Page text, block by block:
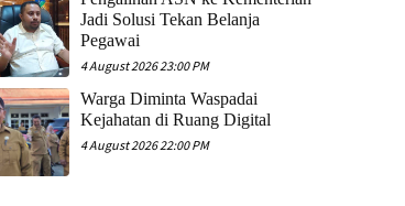
Jadi Solusi Tekan Belanja
Pegawai
4 August 2026 23:00 PM
Warga Diminta Waspadai
Kejahatan di Ruang Digital
4 August 2026 22:00 PM